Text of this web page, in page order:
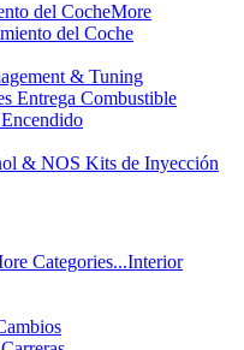
del CocheMore
del Coche
& Tuning
Entrega Combustible
& NOS Kits de Inyección
Categories...Interior